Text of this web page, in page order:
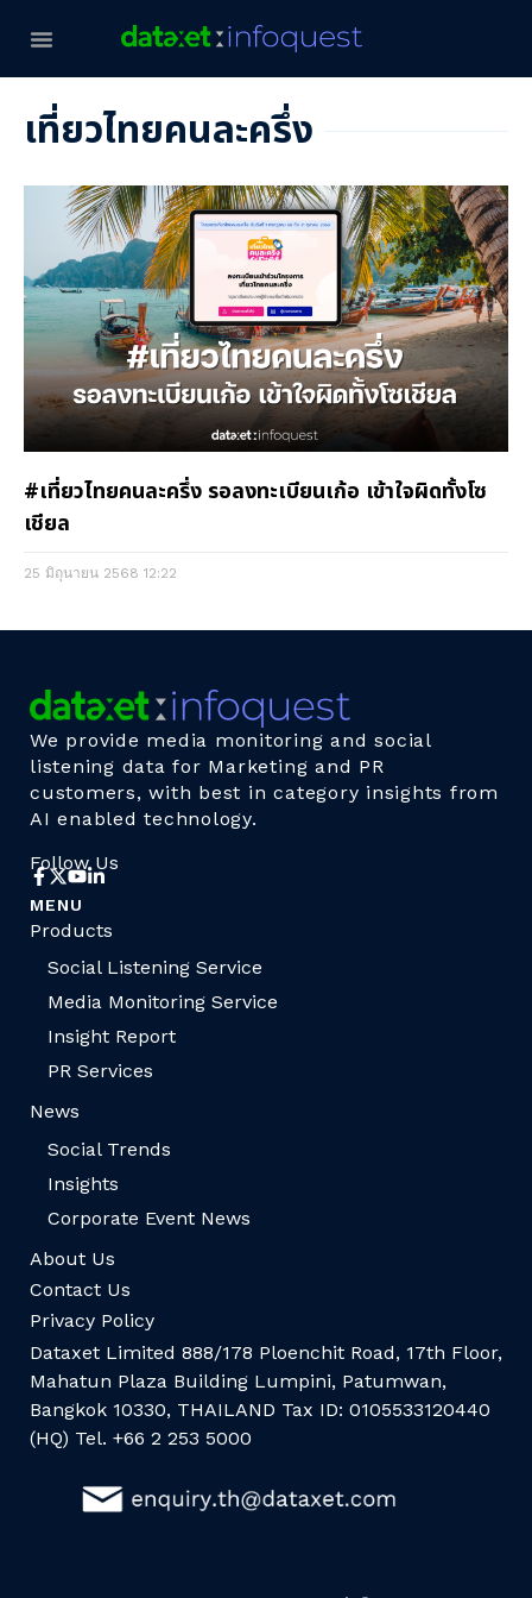
เที่ยวไทยคนละครึ่ง
#เที่ยวไทยคนละครึ่ง รอลงทะเบียนเก้อ เข้าใจผิดทั้งโซ
เชียล
25 มิถุนายน 2568 12:22
We provide media monitoring and social
listening data for Marketing and PR
customers, with best in category insights from
AI enabled technology.
Follow Us
MENU
Products
Social Listening Service
Media Monitoring Service
Insight Report
PR Services
News
Social Trends
Insights
Corporate Event News
About Us
Contact Us
Privacy Policy
Dataxet Limited 888/178 Ploenchit Road, 17th Floor,
Mahatun Plaza Building Lumpini, Patumwan,
Bangkok 10330, THAILAND Tax ID: 0105533120440
(HQ) Tel. +66 2 253 5000